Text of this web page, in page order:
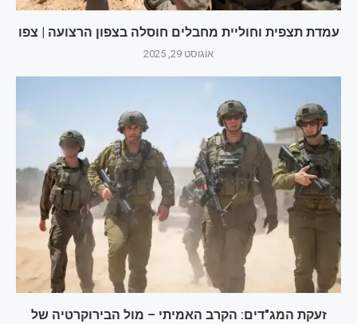
עמדת תצפית וחוליית מחבלים חוסלה בצפון הרצועה | צפו
אוגוסט 29, 2025
זעקת המג"דים: הקרב האמיתי – מול הבירוקרטיה של